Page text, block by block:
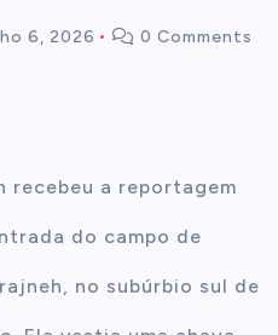
6, 2026 0 Comments
recebeu a reportagem
do campo de
no subúrbio sul de